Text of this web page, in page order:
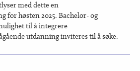
med dette en
for høsten 2025. Bachelor- og
til å integrere
utdanning inviteres til å søke.